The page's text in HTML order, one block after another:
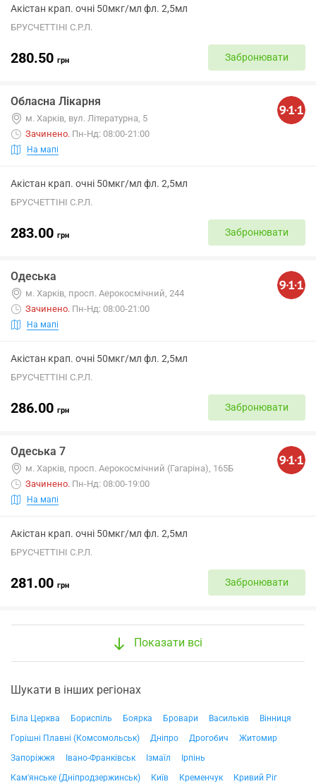
Акістан крап. очні 50мкг/мл фл. 2,5мл
БРУСЧЕТТІНІ С.Р.Л.
280.50 грн Забронювати
Обласна Лікарня
м. Харків, вул. Літературна, 5
Зачинено. Пн-Нд: 08:00-21:00
На мапі
Акістан крап. очні 50мкг/мл фл. 2,5мл
БРУСЧЕТТІНІ С.Р.Л.
283.00 грн Забронювати
Одеська
м. Харків, просп. Аерокосмічний, 244
Зачинено. Пн-Нд: 08:00-21:00
На мапі
Акістан крап. очні 50мкг/мл фл. 2,5мл
БРУСЧЕТТІНІ С.Р.Л.
286.00 грн Забронювати
Одеська 7
м. Харків, просп. Аерокосмічний (Гагаріна), 165Б
Зачинено. Пн-Нд: 08:00-19:00
На мапі
Акістан крап. очні 50мкг/мл фл. 2,5мл
БРУСЧЕТТІНІ С.Р.Л.
281.00 грн Забронювати
Показати всі
Шукати в інших регіонах
Біла Церква Бориспіль Боярка Бровари Васильків
Вінниця
Горішні Плавні (Комсомольськ)
Дніпро Дрогобич
Житомир
Запоріжжя
Івано-Франківськ Ізмаїл
Ірпінь
Кам'янське (Дніпродзержинськ)
Київ Кременчук
Кривий Ріг